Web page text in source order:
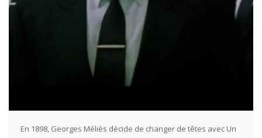
En 1898, Georges Méliès décide de changer de têtes avec Un